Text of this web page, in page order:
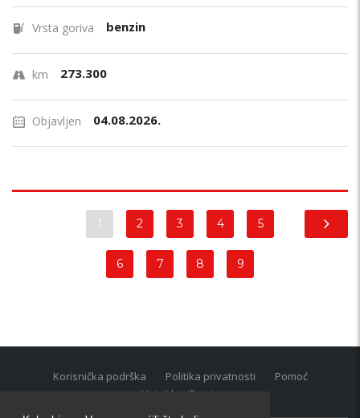
Vrsta goriva benzin
km 273.300
Objavljen 04.08.2026.
1 2 3 4 5
6 7 8 9
Korisnička podrška Politika privatnosti
Pomoć
Uvjeti korištenja